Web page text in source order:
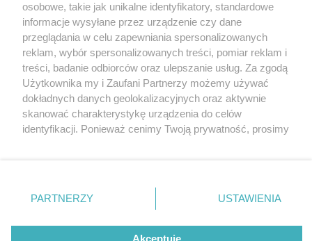
1 / 1
Tragiczny wypadek na A4
Wróć do artykułu:
Tragiczny wypadek na autostradzie A4 w
Mysłowicach, Samochód osobowy zderzył się z
Nie zapomnij
zapoznać się z:
polityką prywatności regulamin korzystania z portali
Twojemiasto
Piekary Śląskie
Chorzów
Tarnowskie Góry
Gliwice
Skontakuj sięz nami
Kontakt
Wydawca
Redakcja
osobowe, takie jak unikalne identyfikatory, standardowe
informacje wysyłane przez urządzenie czy dane
przeglądania w celu zapewniania spersonalizowanych
reklam, wybór spersonalizowanych treści, pomiar reklam i
treści, badanie odbiorców oraz ulepszanie usług. Za zgodą
Użytkownika my i Zaufani Partnerzy możemy używać
dokładnych danych geolokalizacyjnych oraz aktywnie
skanować charakterystykę urządzenia do celów
identyfikacji. Ponieważ cenimy Twoją prywatność, prosimy
prywatności znajdujący się w lewym dolnym rogu strony
. Niektóre rodzaje przetwarzania danych nie wymagają
zgody użytkownika, ale masz prawo sprzeciwić się
takiemu przetwarzaniu. Preferencje będą miały
PARTNERZY USTAWIENIA
Akceptuję